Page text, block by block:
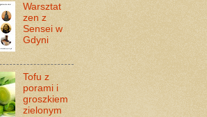
Warsztat
zen z
Sensei w
Gdyni
Tofu z
porami i
groszkiem
zielonym